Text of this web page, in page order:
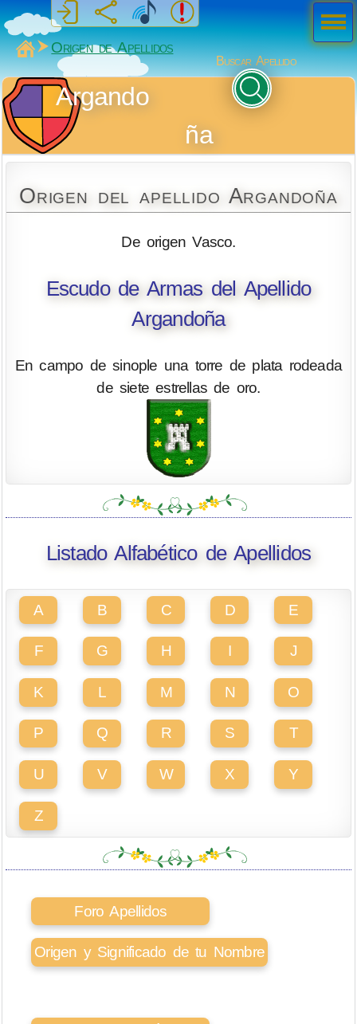
MiSabueso
Origen de Apellidos
Buscar Apellido
Argando
ña
Origen del apellido Argandoña
De origen Vasco.
Escudo de Armas del Apellido
Argandoña
En campo de sinople una torre de plata rodeada
de siete estrellas de oro.
Listado Alfabético de Apellidos
A B C D E
F G H I J
K L M N O
P Q R S T
U V W X Y
Z
Foro Apellidos
Origen y Significado de tu Nombre
Men
ú